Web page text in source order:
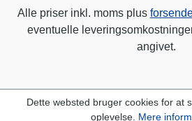
Alle priser inkl. moms plus
eventuelle
angivet.
Dette websted bruger cookies for at
oplevelse. Mere